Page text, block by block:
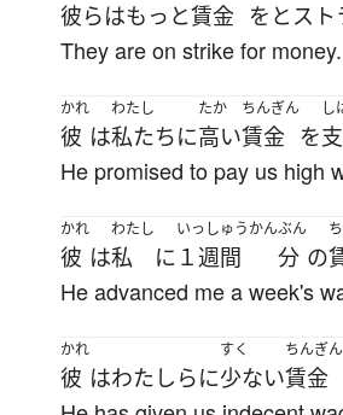
彼らはもっと賃金 を とスト
They are on strike for money.
かれ
彼 は
わたし
私たちに
たか
高い
ちんぎん
賃金 を
し
He promised to pay us high
かれ
彼 は
わたし
私 に
いっしゅうかん
１週間
ぶん
分 の
He advanced me a week's
かれ
彼 はわたし らに
すく
少ない
ちんぎん
賃金